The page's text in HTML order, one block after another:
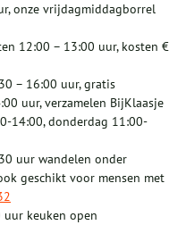
onze vrijdagmiddagborrel
12:00 – 13:00 uur, kosten €
– 16:00 uur, gratis
uur, verzamelen BijKlaasje
14:00, donderdag 11:00-
uur wandelen onder
geschikt voor mensen met
keuken open